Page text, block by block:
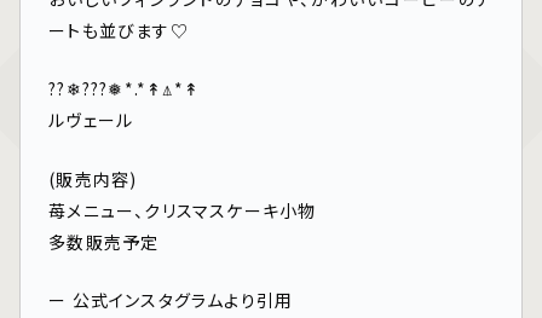
ートも並びます♡
??❄︎???❅*.*↟⍋*↟
ルヴェール
(販売内容)
苺メニュー、クリスマスケーキ小物
多数販売予定
ー 公式インスタグラムより引用